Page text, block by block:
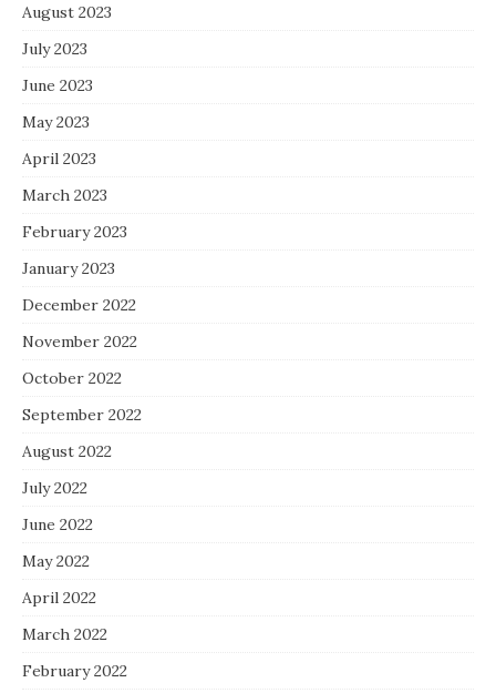
August 2023
July 2023
June 2023
May 2023
April 2023
March 2023
February 2023
January 2023
December 2022
November 2022
October 2022
September 2022
August 2022
July 2022
June 2022
May 2022
April 2022
March 2022
February 2022